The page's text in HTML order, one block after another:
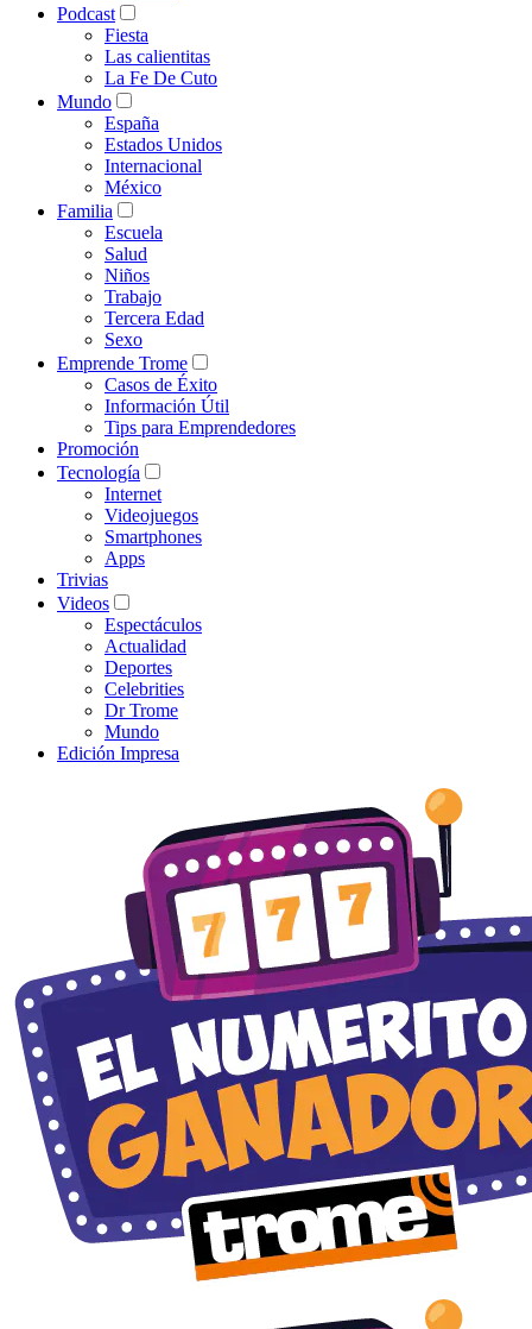
Podcast
Fiesta
Las calientitas
La Fe De Cuto
Mundo
España
Estados Unidos
Internacional
México
Familia
Escuela
Salud
Niños
Trabajo
Tercera Edad
Sexo
Emprende Trome
Casos de Éxito
Información Útil
Tips para Emprendedores
Promoción
Tecnología
Internet
Videojuegos
Smartphones
Apps
Trivias
Videos
Espectáculos
Actualidad
Deportes
Celebrities
Dr Trome
Mundo
Edición Impresa